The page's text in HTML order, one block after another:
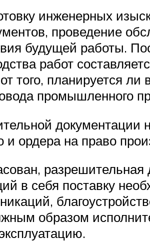
инженерных
проведение
будущей работы.
работ
того, планируется ли
промышленного
документации
ордера на право
в себя поставку
образом